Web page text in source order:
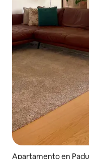
Apartamento en